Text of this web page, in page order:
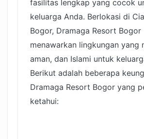
fasilitas lengkap yang cocok
keluarga Anda. Berlokasi di
Bogor, Dramaga Resort Bogor
menawarkan lingkungan yang
aman, dan Islami untuk
Berikut adalah beberapa
Dramaga Resort Bogor yang
ketahui: